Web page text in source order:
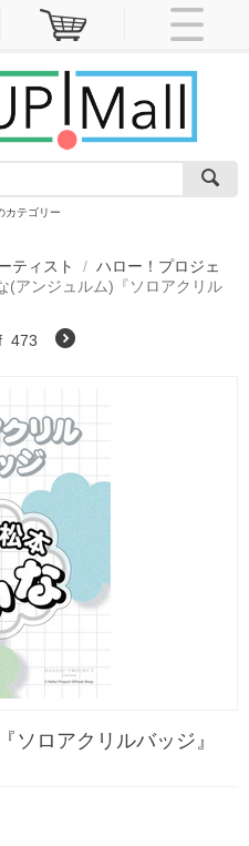
カテゴリー
ティスト / ハロー！プロジェ
(アンジュルム)『ソロアクリル
473
ソロアクリルバッジ』